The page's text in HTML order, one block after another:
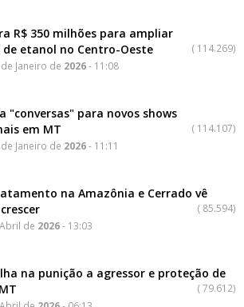
R$ 350 milhões para ampliar
etanol no Centro-Oeste
( 114.269)
Janeiro de 2026- 11:08
"conversas" para novos shows
em MT
( 114.107)
Janeiro de 2026- 11:11
na Amazônia e Cerrado vê
( 85.594)
de 2026- 13:03
na punição a agressor e proteção de
(79.612)